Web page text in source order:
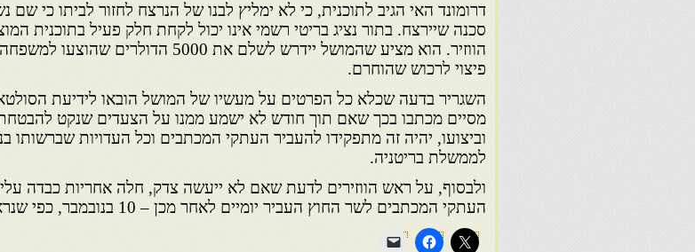
דרומונד האי הגיב לתוכנית, כי לא ימליץ לבנו של הנרצח לחזור לביתו כי שם
סכנה שיירצח. בתור נציג בריטי רשמי אינו יכול לקחת חלק פעיל בתוכנית
הווזיר. הוא מציע שהמושל יידרש לשלם את 5000 הדולרים
פיצוי לרכוש שהוחרם.
השגריר בדעה שכלא כל הפרטים על מעשיו של המושל הובאו לידיעת
מסיים מכתבו בכך שאם תוך חודש לא ישמע ממנו על הצעדים שנקט
וביצועו, יהיה זה מתפקידו להעביר העתקי המכתבים וכל העדויות שברשותו
לממשלת בריטניה.
ולבסוף, על ראש הווזירים לדעת שאם לא ייעשה צדק, חלה אחריות כבדה
העתקי המכתבים לשר החוץ העביר יומיים לאחר מכן – 10 בנובמבר, כפי שנראה להלן.